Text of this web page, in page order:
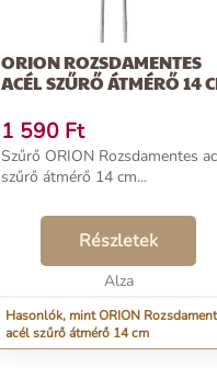
ORION ROZSDAMENTES
ACÉL SZŰRŐ ÁTMÉRŐ 14
1 590 Ft
Szűrő ORION Rozsdamentes
szűrő átmérő 14 cm...
Részletek
Alza
Hasonlók, mint ORION
acél szűrő átmérő 14 cm